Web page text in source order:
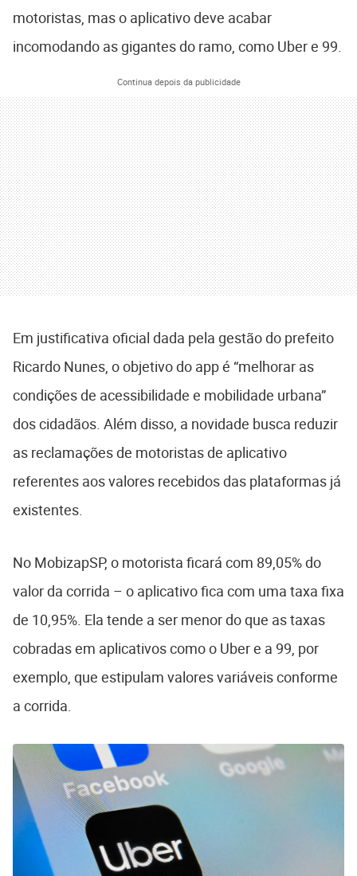
motoristas, mas o aplicativo deve acabar
incomodando as gigantes do ramo, como Uber e 99.
Continua depois da publicidade
Em justificativa oficial dada pela gestão do prefeito
Ricardo Nunes, o objetivo do app é “melhorar as
condições de acessibilidade e mobilidade urbana”
dos cidadãos. Além disso, a novidade busca reduzir
as reclamações de motoristas de aplicativo
referentes aos valores recebidos das plataformas já
existentes.
No MobizapSP, o motorista ficará com 89,05% do
valor da corrida – o aplicativo fica com uma taxa fixa
de 10,95%. Ela tende a ser menor do que as taxas
cobradas em aplicativos como o Uber e a 99, por
exemplo, que estipulam valores variáveis conforme
a corrida.